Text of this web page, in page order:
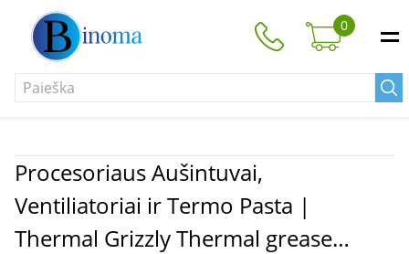
0
Procesoriaus Aušintuvai,
Ventiliatoriai ir Termo Pasta |
Thermal Grizzly Thermal grease